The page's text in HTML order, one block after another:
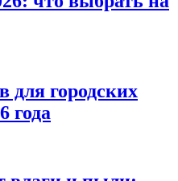
для городских
года